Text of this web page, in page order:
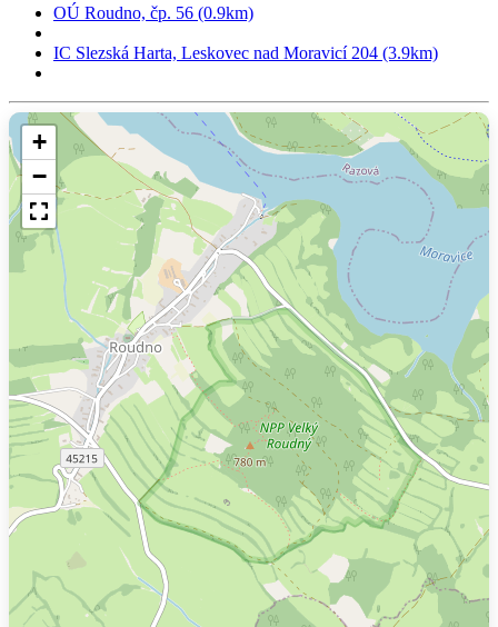
OÚ Roudno, čp. 56 (0.9km)
IC Slezská Harta, Leskovec nad Moravicí 204 (3.9km)
+
−